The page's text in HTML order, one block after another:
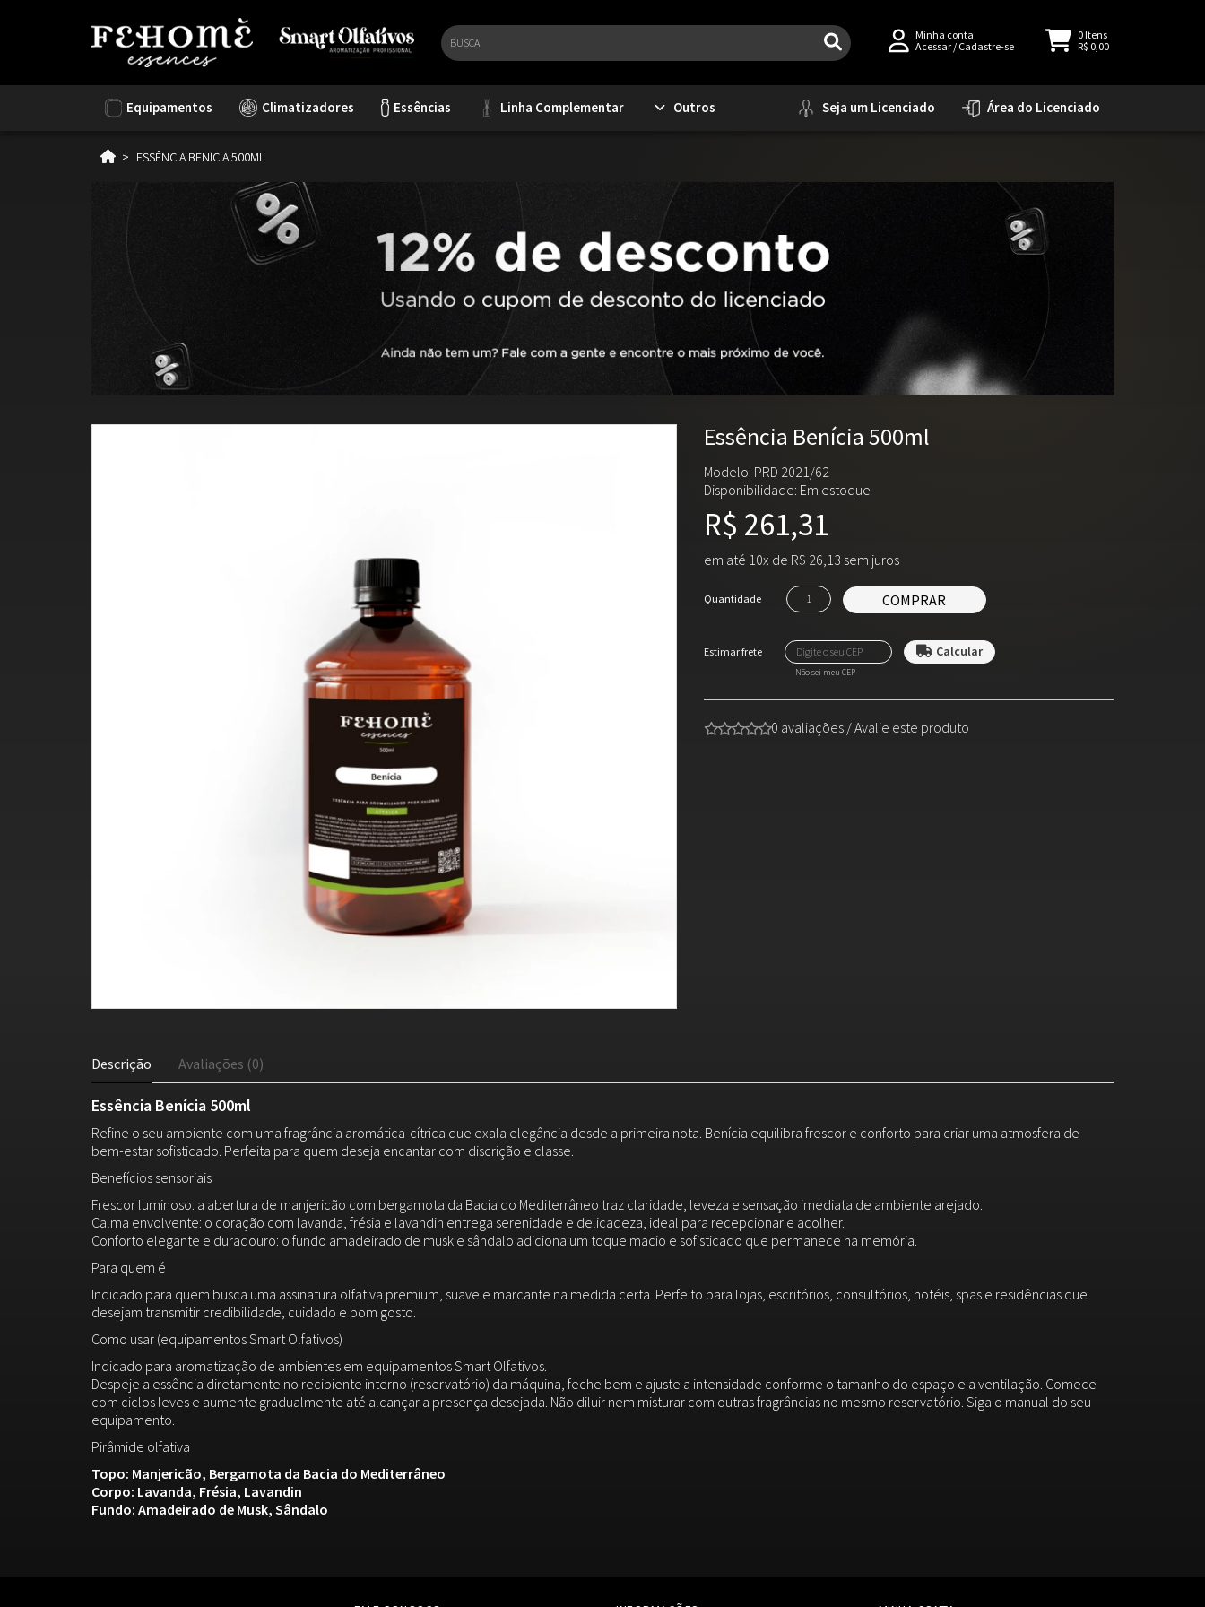
Minha conta
Acessar / Cadastre-se
0Itens
R$ 0,00
Equipamentos Climatizadores Essências Linha Complementar Outros Seja um Licenciado Área do Licenciado
ESSÊNCIA BENÍCIA 500ML
Essência Benícia 500ml
Modelo: PRD 2021/62
Disponibilidade: Em estoque
R$ 261,31
em até 10x de R$ 26,13 sem juros
Quantidade COMPRAR
Não sei meu CEP
0 avaliações/Avalie este produto
Descrição Avaliações (0)
Essência Benícia 500ml
Refine o seu ambiente com uma fragrância aromática-cítrica que exala elegância desde a primeira nota. Benícia equilibra frescor e conforto para criar uma atmosfera de
bem-estar sofisticado. Perfeita para quem deseja encantar com discrição e classe.
Benefícios sensoriais
Frescor luminoso: a abertura de manjericão com bergamota da Bacia do Mediterrâneo traz claridade, leveza e sensação imediata de ambiente arejado.
Calma envolvente: o coração com lavanda, frésia e lavandin entrega serenidade e delicadeza, ideal para recepcionar e acolher.
Conforto elegante e duradouro: o fundo amadeirado de musk e sândalo adiciona um toque macio e sofisticado que permanece na memória.
Para quem é
Indicado para quem busca uma assinatura olfativa premium, suave e marcante na medida certa. Perfeito para lojas, escritórios, consultórios, hotéis, spas e residências que
desejam transmitir credibilidade, cuidado e bom gosto.
Como usar (equipamentos Smart Olfativos)
Indicado para aromatização de ambientes em equipamentos Smart Olfativos.
Despeje a essência diretamente no recipiente interno (reservatório) da máquina, feche bem e ajuste a intensidade conforme o tamanho do espaço e a ventilação. Comece
com ciclos leves e aumente gradualmente até alcançar a presença desejada. Não diluir nem misturar com outras fragrâncias no mesmo reservatório. Siga o manual do seu
equipamento.
Pirâmide olfativa
Topo: Manjericão, Bergamota da Bacia do Mediterrâneo
Corpo: Lavanda, Frésia, Lavandin
Fundo: Amadeirado de Musk, Sândalo